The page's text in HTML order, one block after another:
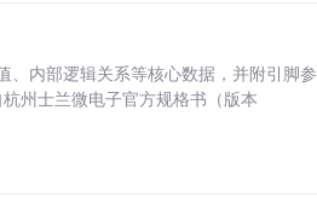
、内部逻辑关系等核心数据，并附引脚参
州士兰微电子官方规格书（版本